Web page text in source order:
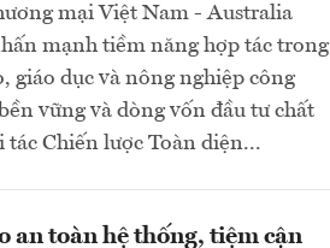
mại Việt Nam - Australia
mạnh tiềm năng hợp tác trong
giáo dục và nông nghiệp công
vững và dòng vốn đầu tư chất
Chiến lược Toàn diện...
an toàn hệ thống, tiệm cận